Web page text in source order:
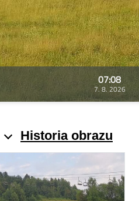
07:08
7. 8. 2026
Historia obrazu